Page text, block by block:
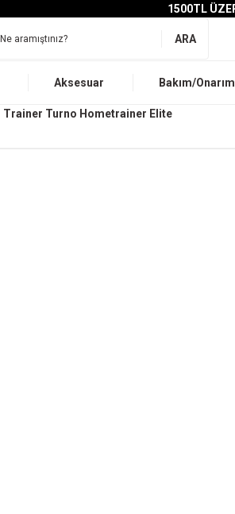
1500TL
ARA
Aksesuar Bakım/Onarım
Trainer Turno Hometrainer Elite